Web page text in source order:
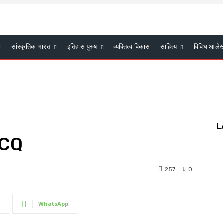
सांस्कृतिक भारत इतिहास पुरुष व्यक्तित्व विकास साहित्य विविध
0
257
WhatsApp